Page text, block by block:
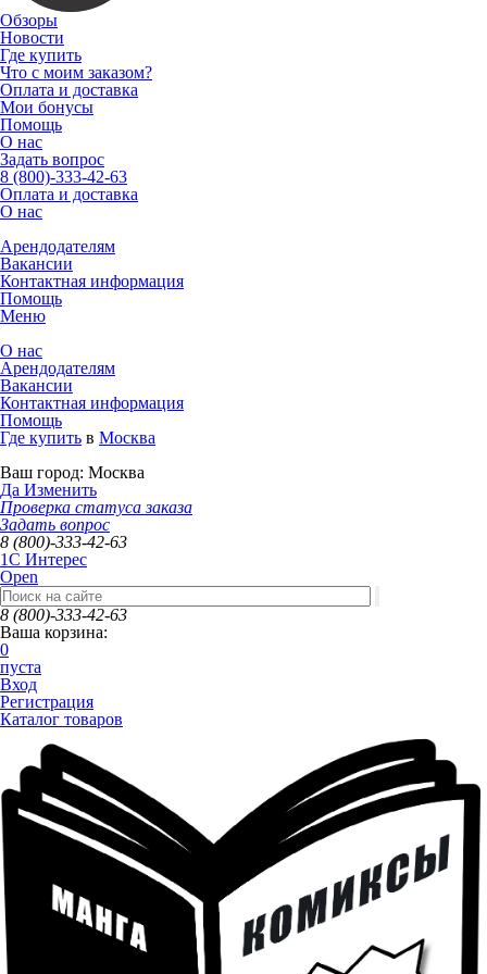
Обзоры
Новости
Где купить
Что с моим заказом?
Оплата и доставка
Мои бонусы
Помощь
О нас
Задать вопрос
8 (800)-333-42-63
Оплата и доставка
О нас
Арендодателям
Вакансии
Контактная информация
Помощь
Меню
О нас
Арендодателям
Вакансии
Контактная информация
Помощь
Где купить в Москва
Ваш город: Москва
Да Изменить
Проверка статуса заказа
Задать вопрос
8 (800)-333-42-63
1C Интерес
Open
8 (800)-333-42-63
Ваша корзина:
0
пуста
Вход
Регистрация
Каталог товаров